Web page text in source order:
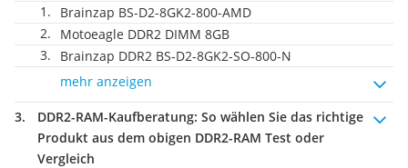
Brainzap BS-D2-8GK2-800-AMD
Motoeagle DDR2 DIMM 8GB
Brainzap DDR2 BS-D2-8GK2-SO-800-N
mehr anzeigen
DDR2-RAM-Kaufberatung: So wählen Sie das richtige
Produkt aus dem obigen DDR2-RAM Test oder
Vergleich